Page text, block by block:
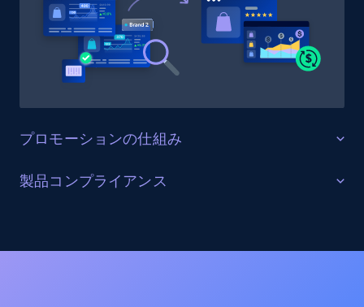
URL, Product id, Title, Product description,
Rating, Reviews count, Initial price, Discount,
and more.
Target - Gather data on products using
specified keywords
and more.
プロモーションの仕組み
プロモーションの完全性を保護する
MAP（最低広告価格）に準拠していることを確認す
製品コンプライアンス
AIを活用したマッチング機能を活用し、全Mercado